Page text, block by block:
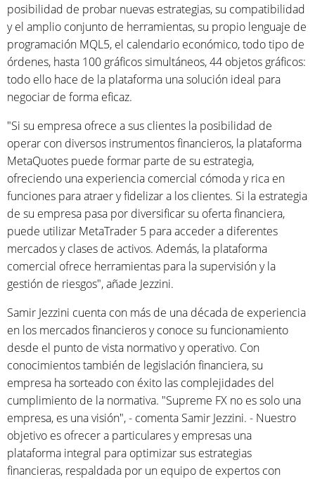
posibilidad de probar nuevas estrategias, su compatibilidad
y el amplio conjunto de herramientas, su propio lenguaje de
programación MQL5, el calendario económico, todo tipo de
órdenes, hasta 100 gráficos simultáneos, 44 objetos gráficos:
todo ello hace de la plataforma una solución ideal para
negociar de forma eficaz.
"Si su empresa ofrece a sus clientes la posibilidad de
operar con diversos instrumentos financieros, la plataforma
MetaQuotes puede formar parte de su estrategia,
ofreciendo una experiencia comercial cómoda y rica en
funciones para atraer y fidelizar a los clientes. Si la estrategia
de su empresa pasa por diversificar su oferta financiera,
puede utilizar MetaTrader 5 para acceder a diferentes
mercados y clases de activos. Además, la plataforma
comercial ofrece herramientas para la supervisión y la
gestión de riesgos", añade Jezzini.
Samir Jezzini cuenta con más de una década de experiencia
en los mercados financieros y conoce su funcionamiento
desde el punto de vista normativo y operativo. Con
conocimientos también de legislación financiera, su
empresa ha sorteado con éxito las complejidades del
cumplimiento de la normativa. "Supreme FX no es solo una
empresa, es una visión", - comenta Samir Jezzini. - Nuestro
objetivo es ofrecer a particulares y empresas una
plataforma integral para optimizar sus estrategias
financieras, respaldada por un equipo de expertos con